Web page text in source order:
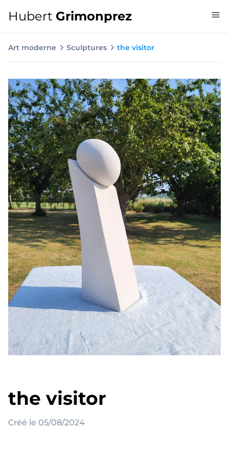
Hubert Grimonprez
Art moderne Sculptures the visitor
the visitor
Créé le 05/08/2024